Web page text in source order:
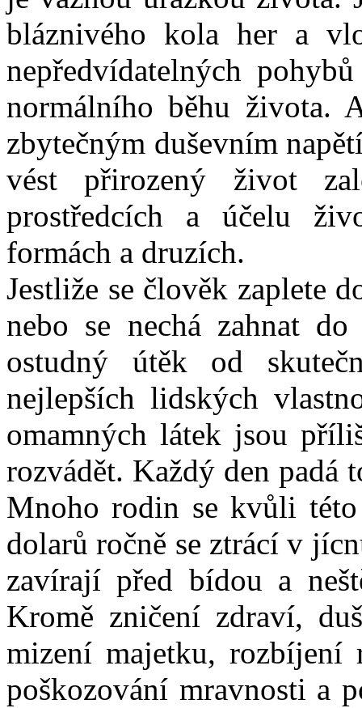
bláznivého kola her a
nepředvídatelných
normálního běhu života.
zbytečným duševním
vést přirozený život
prostředcích a účelu
formách a druzích.
Jestliže se člověk zaplete
nebo se nechá zahnat
ostudný útěk od
nejlepších lidských
omamných látek jsou
rozvádět. Každý den padá
Mnoho rodin se kvůli
dolarů ročně se ztrácí v
zavírají před bídou a
Kromě zničení zdraví,
mizení majetku, rozbíjení
poškozování mravnosti a